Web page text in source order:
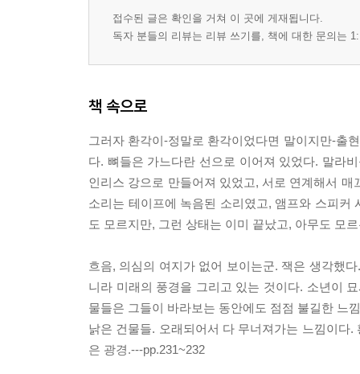
접수된 글은 확인을 거쳐 이 곳에 게재됩니다.
독자 분들의 리뷰는 리뷰 쓰기를, 책에 대한 문의는
책 속으로
그러자 환각이-정말로 환각이었다면 말이지만-출
다. 뼈들은 가느다란 선으로 이어져 있었다. 말라
인리스 강으로 만들어져 있었고, 서로 연계해서
소리는 테이프에 녹음된 소리였고, 앰프와 스피
도 모르지만, 그런 상태는 이미 끝났고, 아무도 모
흐음, 의심의 여지가 없어 보이는군. 잭은 생각했
니라 미래의 풍경을 그리고 있는 것이다. 소년이
물들은 그들이 바라보는 동안에도 점점 불길한 느
낡은 건물들. 오래되어서 다 무너져가는 느낌이다
은 광경.---pp.231~232